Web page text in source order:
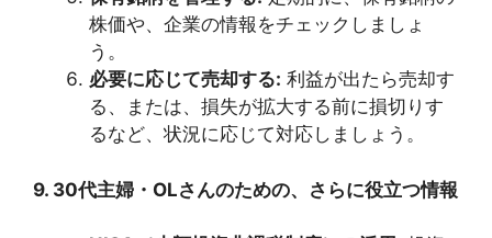
株価や、企業の情報をチェックしましょ
う。
必要に応じて売却する: 利益が出たら売却す
る、または、損失が拡大する前に損切りす
るなど、状況に応じて対応しましょう。
9. 30代主婦・OLさんのための、さらに役立つ情報